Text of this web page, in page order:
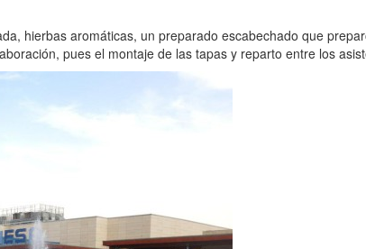
hierbas aromáticas, un preparado escabechado que
pues el montaje de las tapas y reparto entre los